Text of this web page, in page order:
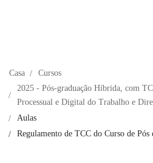
Casa
Cursos
2025 - Pós-graduação Híbrida, com
Processual e Digital do Trabalho e
Aulas
Regulamento de TCC do Curso de